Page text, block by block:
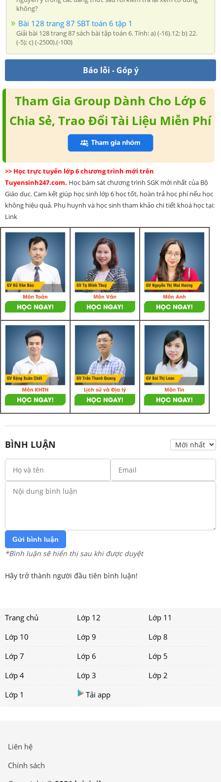
không?
Bài 128 trang 87 SBT toán 6 tập 1
Giải bài 128 trang 87 sách bài tập toán 6. Tính: a) (-16).12; b) 22.
(-5); c) (-2500).(-100)
Báo lỗi - Góp ý
Tham Gia Group Dành Cho Lớp 6
Chia Sẻ, Trao Đổi Tài Liệu Miễn Phí
>> Học trực tuyến lớp 6 chương trình mới trên
Tuyensinh247.com. Học bám sát chương trình SGK mới nhất của Bộ
Giáo dục. Cam kết giúp học sinh lớp 6 học tốt, hoàn trả học phí nếu học
không hiệu quả. Phụ huynh và học sinh tham khảo chi tiết khoá học tại:
Link
BÌNH LUẬN
Gửi bình luận
*Bình luận sẽ hiển thị sau khi được duyệt
Hãy trở thành người đầu tiên bình luận!
Trang chủ Lớp 12
Lớp 11
Lớp 10
Lớp 9
Lớp 8
Lớp 7
Lớp 6
Lớp 5
Lớp 4
Lớp 3
Lớp 2
Lớp 1
Tải app
Liên hệ
Chính sách